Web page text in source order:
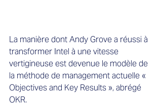
La manière dont Andy Grove a réussi à
transformer Intel à une vitesse
vertigineuse est devenue le modèle de
la méthode de management actuelle «
Objectives and Key Results », abrégé
OKR.